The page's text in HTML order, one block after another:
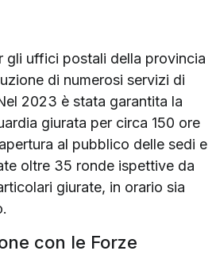
gli uffici postali della provincia
di numerosi servizi di
2023 è stata garantita la
giurata per circa 150 ore
al pubblico delle sedi e
oltre 35 ronde ispettive da
giurate, in orario sia
con le Forze